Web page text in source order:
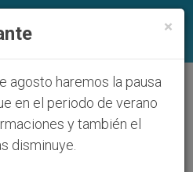
rebate las
presidente
×
agosto haremos la pausa
en el periodo de verano
y también el
disminuye.